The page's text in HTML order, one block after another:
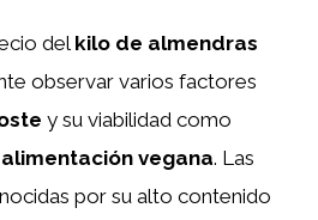
del kilo de almendras
observar varios factores
y su viabilidad como
alimentación vegana. Las
por su alto contenido